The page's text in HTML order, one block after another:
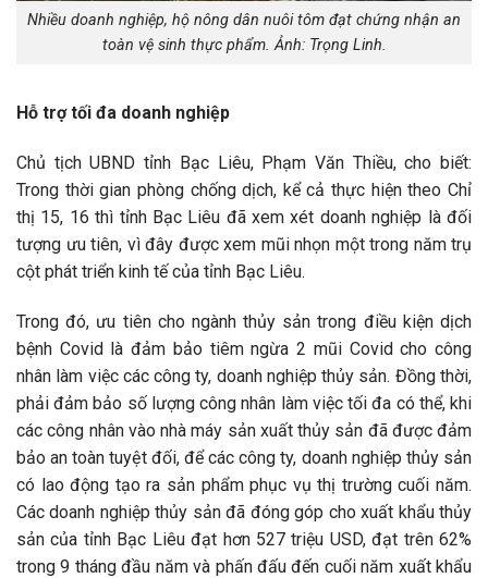
Nhiều doanh nghiệp, hộ nông dân nuôi tôm đạt chứng nhận an
toàn vệ sinh thực phẩm. Ảnh: Trọng Linh.
Hỗ trợ tối đa doanh nghiệp
Chủ tịch UBND tỉnh Bạc Liêu, Phạm Văn Thiều, cho biết:
Trong thời gian phòng chống dịch, kể cả thực hiện theo Chỉ
thị 15, 16 thì tỉnh Bạc Liêu đã xem xét doanh nghiệp là đối
tượng ưu tiên, vì đây được xem mũi nhọn một trong năm trụ
cột phát triển kinh tế của tỉnh Bạc Liêu.
Trong đó, ưu tiên cho ngành thủy sản trong điều kiện dịch
bệnh Covid là đảm bảo tiêm ngừa 2 mũi Covid cho công
nhân làm việc các công ty, doanh nghiệp thủy sản. Đồng thời,
phải đảm bảo số lượng công nhân làm việc tối đa có thể, khi
các công nhân vào nhà máy sản xuất thủy sản đã được đảm
bảo an toàn tuyệt đối, để các công ty, doanh nghiệp thủy sản
có lao động tạo ra sản phẩm phục vụ thị trường cuối năm.
Các doanh nghiệp thủy sản đã đóng góp cho xuất khẩu thủy
sản của tỉnh Bạc Liêu đạt hơn 527 triệu USD, đạt trên 62%
trong 9 tháng đầu năm và phấn đấu đến cuối năm xuất khẩu